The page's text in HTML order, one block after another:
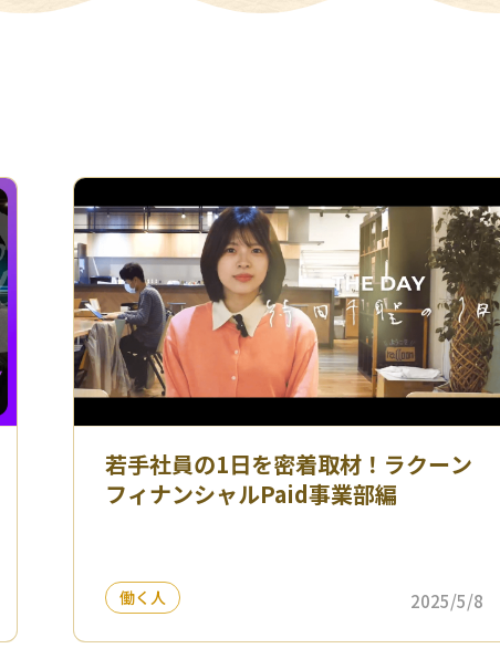
若手社員の1日を密着取材！ラクーン
フィナンシャルPaid事業部編
働く人 2025/5/8